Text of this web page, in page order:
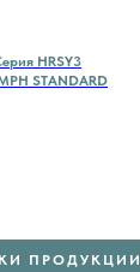
HRSY3
STANDARD
ПРОДУКЦИИ